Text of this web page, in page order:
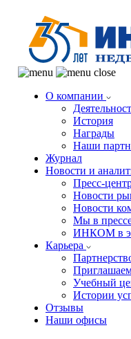
О компании
История
Награды
Наши
Журнал
Новости и
Пресс-
Новости
Новости
Мы в
ИНКОМ в
Карьера
Учебный
Истории
Отзывы
Наши офисы